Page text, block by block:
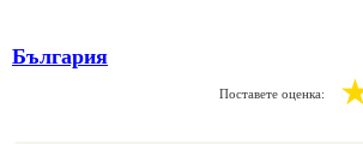
България
Поставете оценка: